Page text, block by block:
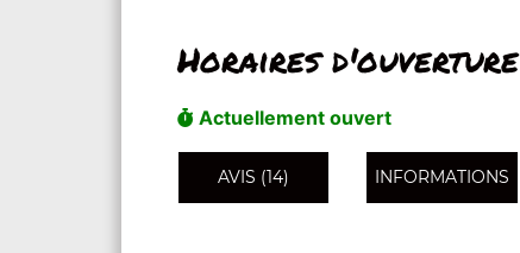
Horaires d'ouverture
Actuellement ouvert
AVIS (14) INFORMATIONS